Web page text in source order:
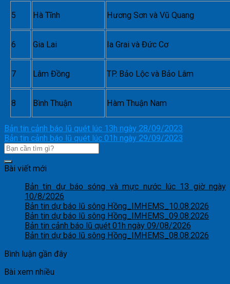
5 Hà Tĩnh Hương Sơn và Vũ Quang
6 Gia Lai Ia Grai và Đức Cơ
7 Lâm Đồng TP. Bảo Lộc và Bảo Lâm
8 Bình Thuận Hàm Thuận Nam
Bản tin cảnh báo lũ quét lúc 13h ngày 28/09/2023
Bản tin cảnh báo lũ quét lúc 01h ngày 29/09/2023
Bài viết mới
Bản tin dự báo sóng và mực nước lúc 13 giờ ngày
10/8/2026
Bản tin dự báo lũ sông Hồng_IMHEMS_10.08.2026
Bản tin dự báo lũ sông Hồng_IMHEMS_09.08.2026
Bản tin cảnh báo lũ quét 01h ngày 09/08/2026
Bản tin dự báo lũ sông Hồng_IMHEMS_08.08.2026
Bình luận gần đây
Bài xem nhiều